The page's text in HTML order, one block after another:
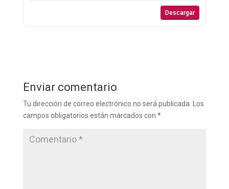
Descargar
Enviar comentario
Tu dirección de correo electrónico no será publicada.
Los
campos obligatorios están marcados con *